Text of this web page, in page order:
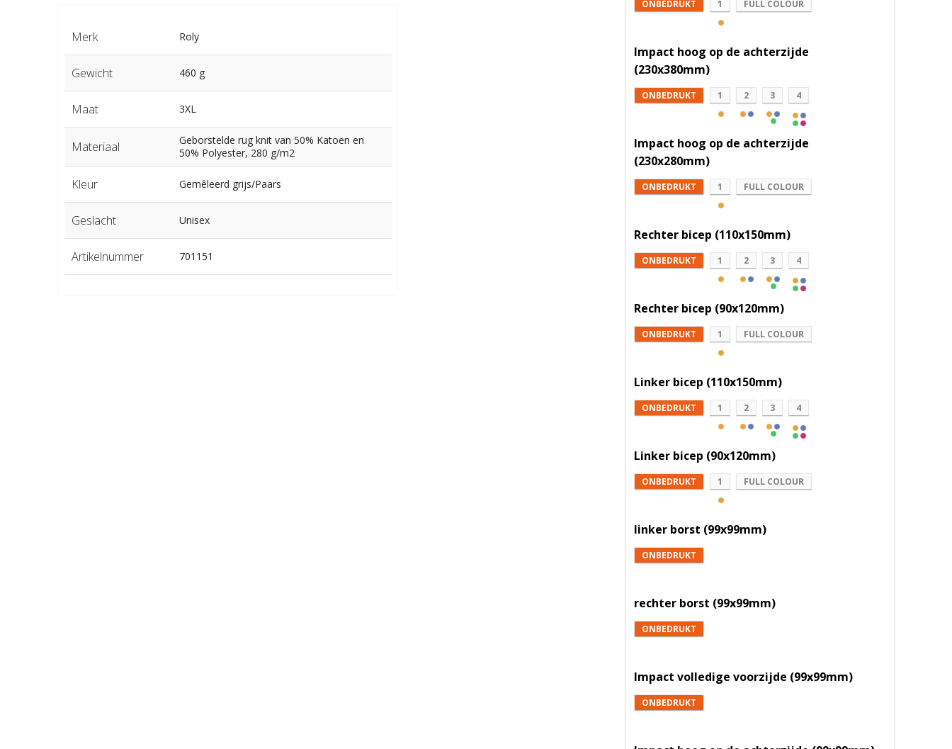
ONBEDRUKT 1 FULL COLOUR
Impact hoog op de achterzijde
(230x380mm)
ONBEDRUKT 1 2 3 4
Impact hoog op de achterzijde
(230x280mm)
ONBEDRUKT 1 FULL COLOUR
Rechter bicep (110x150mm)
ONBEDRUKT 1 2 3 4
Rechter bicep (90x120mm)
ONBEDRUKT 1 FULL COLOUR
Linker bicep (110x150mm)
ONBEDRUKT 1 2 3 4
Linker bicep (90x120mm)
ONBEDRUKT 1 FULL COLOUR
linker borst (99x99mm)
ONBEDRUKT
rechter borst (99x99mm)
ONBEDRUKT
Impact volledige voorzijde (99x99mm)
ONBEDRUKT
Merk Roly
Gewicht 460 g
Maat 3XL
Materiaal
Geborstelde rug knit van 50% Katoen en
50% Polyester, 280 g/m2
Kleur Gemêleerd grijs/Paars
Geslacht Unisex
Artikelnummer 701151